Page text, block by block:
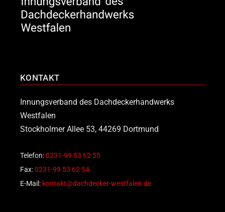
KONTAKT
Innungsverband des Dachdeckerhandwerks
Westfalen
Stockholmer Allee 53, 44269 Dortmund
Telefon:0231-99 53 62 55
Fax:0231-99 53 62 54
E-Mail: kontakt@dachdecker-westfalen.de